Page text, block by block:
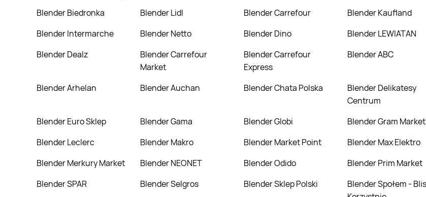
Blender Biedronka Blender Lidl Blender Carrefour Blender Kaufland
Blender Intermarche
Blender Netto Blender Dino Blender LEWIATAN
Blender Dealz
Blender Carrefour
Market
Blender Carrefour
Express
Blender ABC
Blender Arhelan Blender Auchan Blender Chata Polska
Blender Delikatesy
Centrum
Blender Euro Sklep Blender Gama Blender Globi Blender Gram Market
Blender Leclerc
Blender Makro Blender Market Point Blender Max Elektro
Blender Merkury Market
Blender NEONET Blender Odido Blender Prim Market
Blender SPAR
Blender Selgros Blender Sklep Polski
Blender Społem - Blisko i